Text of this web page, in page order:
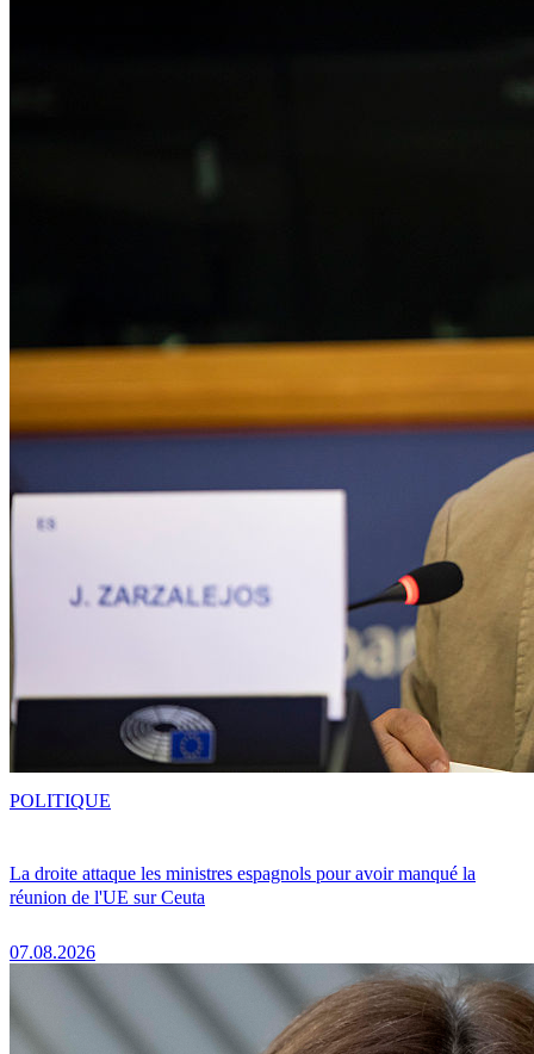
La droite attaque les ministres espagnols pour avoir manqué la
réunion de l'UE sur Ceuta
07.08.2026
POLITIQUE